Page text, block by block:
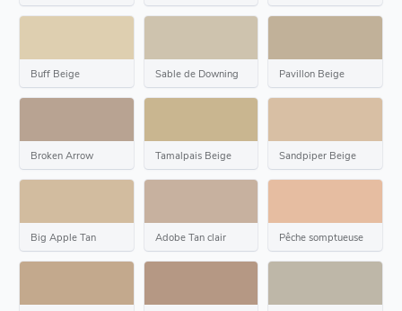
Buff Beige Sable de Downing Pavillon Beige
Broken Arrow Tamalpais Beige Sandpiper Beige
Big Apple Tan Adobe Tan clair Pêche somptueuse